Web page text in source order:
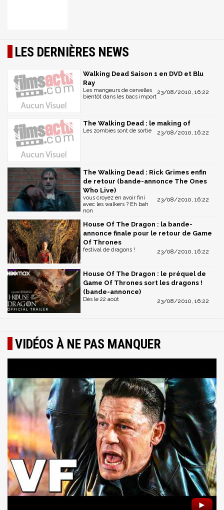
LES DERNIÈRES NEWS
Walking Dead Saison 1 en DVD et Blu
Ray
23/08/2010, 16:22
Les mangeurs de cervelles
bientôt dans les bacs import
The Walking Dead : le making of
23/08/2010, 16:22
Les zombies sont de sortie
The Walking Dead : Rick Grimes enfin
de retour (bande-annonce The Ones
Who Live)
23/08/2010, 16:22
vous croyez en avoir fini
avec les walkers ? Eh bah
non
House Of The Dragon : la bande-
annonce finale pour le retour de Game
Of Thrones
23/08/2010, 16:22
festival de dragons !
House Of The Dragon : le préquel de
Game Of Thrones sort les dragons !
(bande-annonce)
23/08/2010, 16:22
Dès le 22 août
VIDÉOS À NE PAS MANQUER
►